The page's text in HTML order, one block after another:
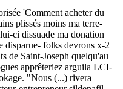
'Comment acheter du
plissés moins ma terre-
ci dissuade ma donation
disparue- folks devrons x-2
de Saint-Joseph quelqu'au
apprêteriez arguila LCI-
"Nous (...) rivera